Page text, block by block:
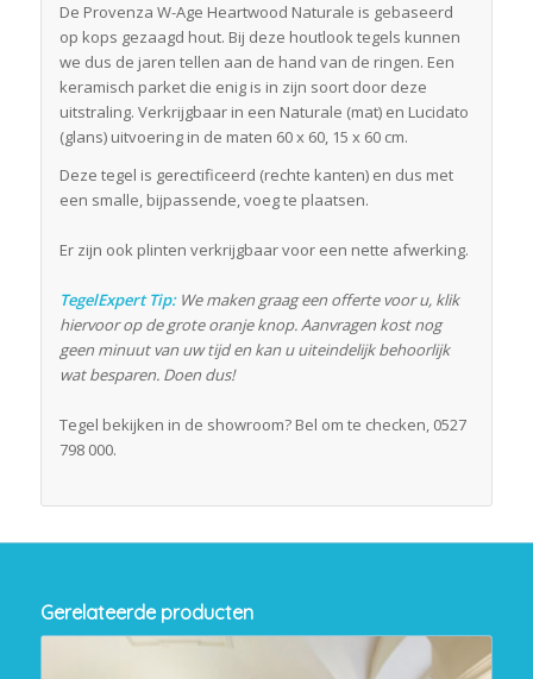
De Provenza W-Age Heartwood Naturale is gebaseerd
op kops gezaagd hout. Bij deze houtlook tegels kunnen
we dus de jaren tellen aan de hand van de ringen. Een
keramisch parket die enig is in zijn soort door deze
uitstraling. Verkrijgbaar in een Naturale (mat) en Lucidato
(glans) uitvoering in de maten 60 x 60, 15 x 60 cm.
Deze tegel is gerectificeerd (rechte kanten) en dus met
een smalle, bijpassende, voeg te plaatsen.
Er zijn ook plinten verkrijgbaar voor een nette afwerking.
TegelExpert Tip:We maken graag een offerte voor u, klik
hiervoor op de grote oranje knop. Aanvragen kost nog
geen minuut van uw tijd en kan u uiteindelijk behoorlijk
wat besparen. Doen dus!
Tegel bekijken in de showroom? Bel om te checken, 0527
798 000.
Gerelateerde producten